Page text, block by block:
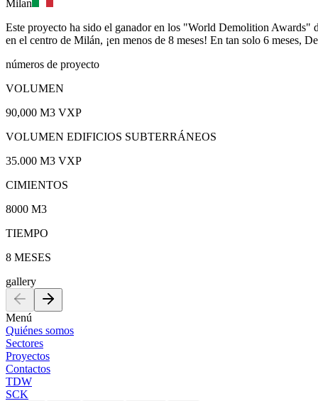
Milan
Este proyecto ha sido el ganador en los "World Demolition
en el centro de Milán, ¡en menos de 8 meses! En tan solo 6 meses,
números de proyecto
VOLUMEN
90,000 M3 VXP
VOLUMEN EDIFICIOS SUBTERRÁNEOS
35.000 M3 VXP
CIMIENTOS
8000 M3
TIEMPO
8 MESES
gallery
Menú
Quiénes somos
Sectores
Proyectos
Contactos
TDW
SCK